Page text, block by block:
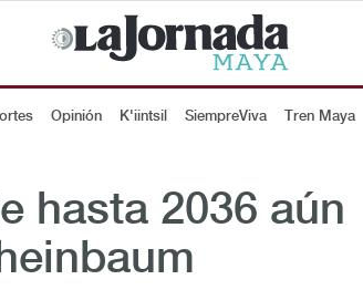
Opinión K'iintsil SiempreViva Tren Maya
hasta 2036 aún